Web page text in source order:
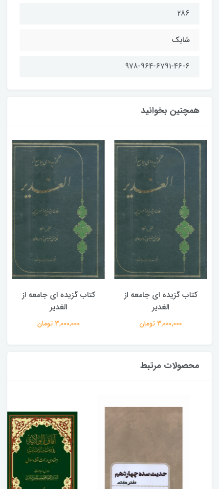
286
شابك
978-964-6791-46-6
همچنین بخوانید
کتاب گزیده ای جامعه از
الغدیر
3,000,000 تومان
کتاب گزیده ای جامعه از
الغدیر
3,000,000 تومان
محصولات مرتبط